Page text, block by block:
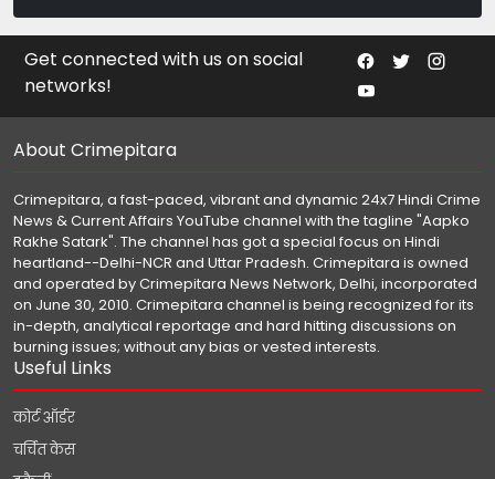
Get connected with us on social
networks!
About Crimepitara
Crimepitara, a fast-paced, vibrant and dynamic 24x7 Hindi Crime
News & Current Affairs YouTube channel with the tagline "Aapko
Rakhe Satark". The channel has got a special focus on Hindi
heartland--Delhi-NCR and Uttar Pradesh. Crimepitara is owned
and operated by Crimepitara News Network, Delhi, incorporated
on June 30, 2010. Crimepitara channel is being recognized for its
in-depth, analytical reportage and hard hitting discussions on
burning issues; without any bias or vested interests.
Useful Links
कोर्ट ऑर्डर
चर्चित केस